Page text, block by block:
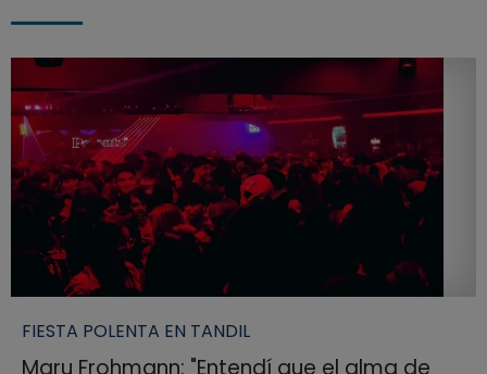
FIESTA POLENTA EN TANDIL
Maru Frohmann: "Entendí que el alma de